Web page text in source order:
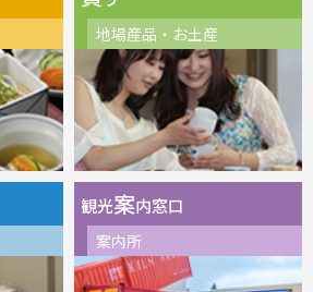
地場産品・お土産
観光案内窓口
案内所